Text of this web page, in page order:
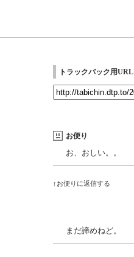
トラックバック用URL
お便り
お、おしい。。
↑お便りに返信する
まだ諦めねど。